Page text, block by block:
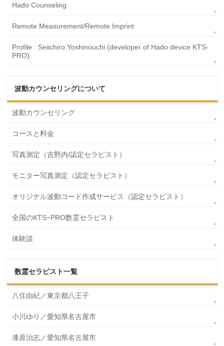
Hado Counseling
Remote Measurement/Remote Imprint
Profile : Seiichiro Yoshinouchi (developer of Hado device KTS-
PRO)
波動カウンセリングについて
波動カウンセリング
コースと料金
写真測定（吉野内/認定セラピスト）
モニター写真測定（認定セラピスト）
オリジナル波動コード作成サービス（認定セラピスト）
全国のKTS−PRO数霊セラピスト
体験談
数霊セラピスト一覧
八住由紀／東京都八王子
小川ゆり／愛知県名古屋市
漆原治志／愛知県名古屋市